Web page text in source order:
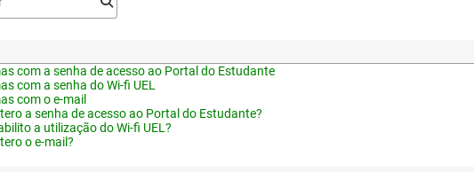
com a senha de acesso ao Portal do Estudante
com a senha do Wi-fi UEL
com o e-mail
a senha de acesso ao Portal do Estudante?
a utilização do Wi-fi UEL?
o e-mail?